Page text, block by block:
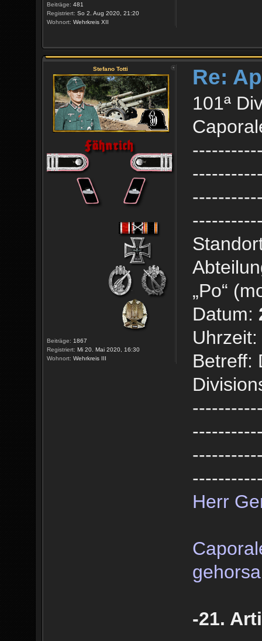
Beiträge: 481
Registriert: So 2. Aug 2020, 21:20
Wohnort: Wehrkreis XII
Stefano Totti
Beiträge: 1867
Registriert: Mi 20. Mai 2020, 16:30
Wohnort: Wehrkreis III
Re:
101ª
„Po“
Datum:
Betreff:
Herr
-21.